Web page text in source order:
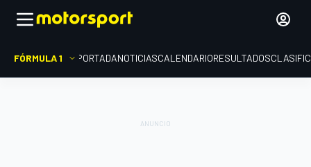
FÓRMULA 1 PORTADANOTICIASCALENDARIORESULTADOS